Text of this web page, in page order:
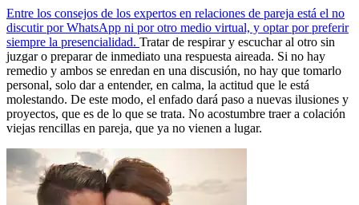
Entre los consejos de los expertos en relaciones de pareja está el no
discutir por WhatsApp ni por otro medio virtual, y optar por preferir
siempre la presencialidad. Tratar de respirar y escuchar al otro sin
juzgar o preparar de inmediato una respuesta aireada. Si no hay
remedio y ambos se enredan en una discusión, no hay que tomarlo
personal, solo dar a entender, en calma, la actitud que le está
molestando. De este modo, el enfado dará paso a nuevas ilusiones y
proyectos, que es de lo que se trata. No acostumbre traer a colación
viejas rencillas en pareja, que ya no vienen a lugar.